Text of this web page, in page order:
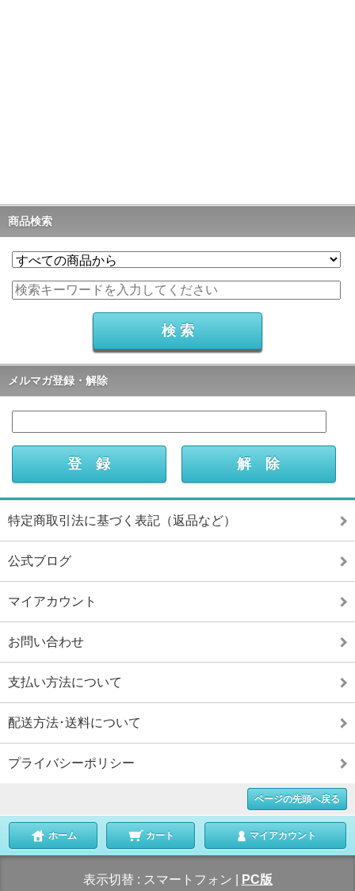
商品検索
メルマガ登録・解除
特定商取引法に基づく表記（返品など）
公式ブログ
マイアカウント
お問い合わせ
支払い方法について
配送方法･送料について
プライバシーポリシー
ページの先頭へ戻る
ホーム カート マイアカウント
表示切替 : スマートフォン PC版